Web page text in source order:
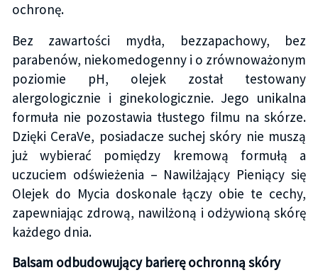
ochronę.
Bez zawartości mydła, bezzapachowy, bez
parabenów, niekomedogenny i o zrównoważonym
poziomie pH, olejek został testowany
alergologicznie i ginekologicznie. Jego unikalna
formuła nie pozostawia tłustego filmu na skórze.
Dzięki CeraVe, posiadacze suchej skóry nie muszą
już wybierać pomiędzy kremową formułą a
uczuciem odświeżenia – Nawilżający Pieniący się
Olejek do Mycia doskonale łączy obie te cechy,
zapewniając zdrową, nawilżoną i odżywioną skórę
każdego dnia.
Balsam odbudowujący barierę ochronną skóry